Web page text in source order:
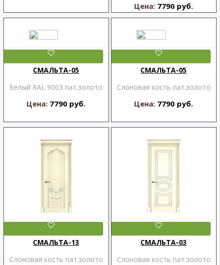
Цена: 7790 руб.
СМАЛЬТА-05
Белый RAL 9003 пат.золото
Цена: 7790 руб.
СМАЛЬТА-05
Слоновая кость пат.золото
Цена: 7790 руб.
СМАЛЬТА-13
Слоновая кость пат.золото
СМАЛЬТА-03
Слоновая кость пат.золото